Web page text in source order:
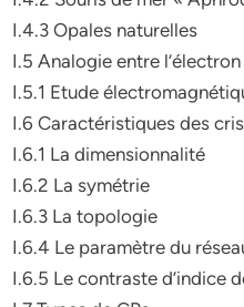
I.4.3 Opales naturelles
I.5 Analogie entre
I.5.1 Etude
I.6 Caractéristiques des
I.6.1 La dimensionnalité
I.6.2 La symétrie
I.6.3 La topologie
I.6.4 Le paramètre du
I.6.5 Le contraste d’indice